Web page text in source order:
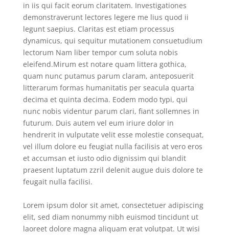
in iis qui facit eorum claritatem. Investigationes
demonstraverunt lectores legere me lius quod ii
legunt saepius. Claritas est etiam processus
dynamicus, qui sequitur mutationem consuetudium
lectorum Nam liber tempor cum soluta nobis
eleifend.Mirum est notare quam littera gothica,
quam nunc putamus parum claram, anteposuerit
litterarum formas humanitatis per seacula quarta
decima et quinta decima. Eodem modo typi, qui
nunc nobis videntur parum clari, fiant sollemnes in
futurum. Duis autem vel eum iriure dolor in
hendrerit in vulputate velit esse molestie consequat,
vel illum dolore eu feugiat nulla facilisis at vero eros
et accumsan et iusto odio dignissim qui blandit
praesent luptatum zzril delenit augue duis dolore te
feugait nulla facilisi.
Lorem ipsum dolor sit amet, consectetuer adipiscing
elit, sed diam nonummy nibh euismod tincidunt ut
laoreet dolore magna aliquam erat volutpat. Ut wisi